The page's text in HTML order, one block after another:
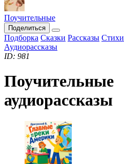
Поучительные
Поделиться
Подборка Сказки Рассказы Стихи
Аудиорассказы
ID: 981
Поучительные
аудиорассказы